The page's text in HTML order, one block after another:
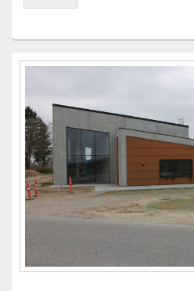
Primary